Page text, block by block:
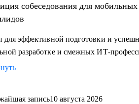
собеседования для
для эффективной подготовки и
разработке и смежных ИТ-
запись10 августа 2026